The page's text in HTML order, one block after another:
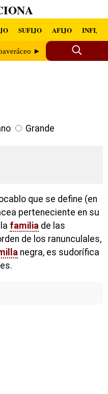
SUFIJO AFIJO INFIJO
►
Grande
que se define (en
perteneciente en su
familia de las
de los ranunculales,
negra, es sudorífica